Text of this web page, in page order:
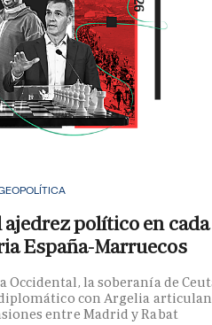
político en cada
España-Marruecos
Occidental, la soberanía de
con Argelia articulan
entre Madrid y Rabat